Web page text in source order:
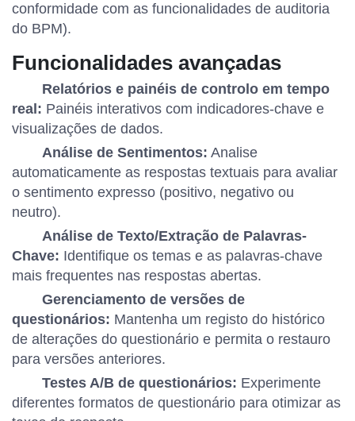
conformidade com as funcionalidades de auditoria
do BPM).
Funcionalidades avançadas
Relatórios e painéis de controlo em tempo
real: Painéis interativos com indicadores-chave e
visualizações de dados.
Análise de Sentimentos: Analise
automaticamente as respostas textuais para avaliar
o sentimento expresso (positivo, negativo ou
neutro).
Análise de Texto/Extração de Palavras-
Chave: Identifique os temas e as palavras-chave
mais frequentes nas respostas abertas.
Gerenciamento de versões de
questionários: Mantenha um registo do histórico
de alterações do questionário e permita o restauro
para versões anteriores.
Testes A/B de questionários: Experimente
diferentes formatos de questionário para otimizar as